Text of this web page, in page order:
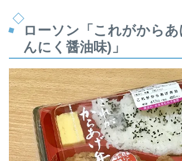
ローソン「これがから
んにく醤油味)」